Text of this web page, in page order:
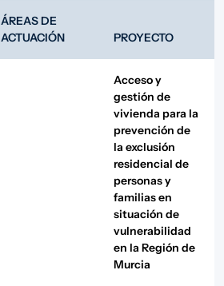
ÁREAS DE
ACTUACIÓN
PROYECTO
Acceso y
gestión de
vivienda para la
prevención de
la exclusión
residencial de
personas y
familias en
situación de
vulnerabilidad
en la Región de
Murcia